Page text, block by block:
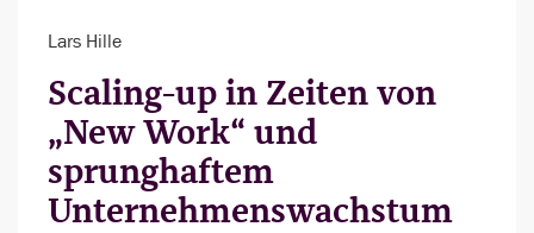
Lars Hille
Scaling-up in Zeiten von
„New Work“ und
sprunghaftem
Unternehmenswachstum